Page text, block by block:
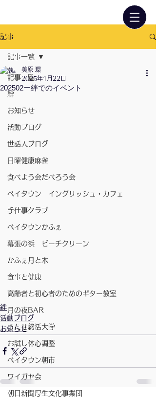
記事
記事一覧
絆
お知らせ
活動ブログ
世話人ブログ
日曜健康麻雀
食べよう会だべろう会
ベイタウン イングリッシュ・カフェ
手仕事クラブ
ベイタウンかふぇ
幕張の浜 ビーチクリーン
かふぇ月と木
食事と健康
高齢者と初心者のためのギター教室
月の夜BAR
うたせ終活大学
お試し体心調整
ベイタウン朝市
ワイガヤ会
朝日新聞厚生文化事業団
記事一覧
202502ー絆でのイベント
美原 環
2025年1月22日
絆
活動ブログ
お知らせ